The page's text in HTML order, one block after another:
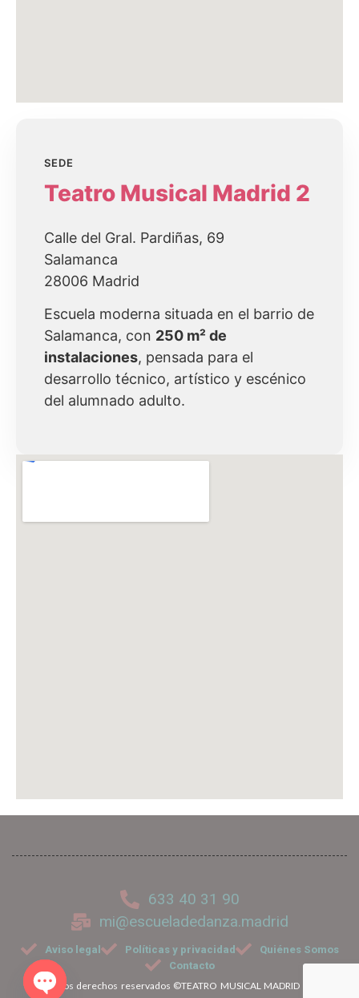
SEDE
Teatro Musical Madrid 2
Calle del Gral. Pardiñas, 69
Salamanca
28006 Madrid
Escuela moderna situada en el barrio de
Salamanca, con 250 m² de
instalaciones, pensada para el
desarrollo técnico, artístico y escénico
del alumnado adulto.
633 40 31 90
mi@escueladedanza.madrid
Aviso legal Políticas y privacidad
Quiénes Somos
Contacto
Todos los derechos reservados ©TEATRO MUSICAL MADRID 2026.